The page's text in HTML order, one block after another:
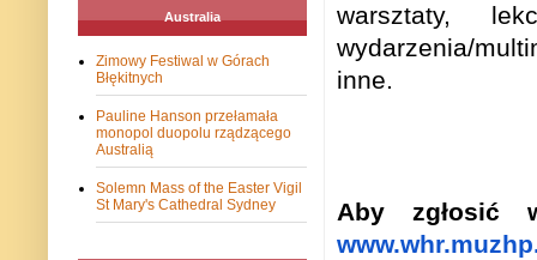
warsztaty,
wydarzenia/
inne.
Aby zgłosić
Australia
Zimowy Festiwal w Górach
Błękitnych
Pauline Hanson przełamała
monopol duopolu rządzącego
Australią
Solemn Mass of the Easter Vigil
St Mary's Cathedral Sydney